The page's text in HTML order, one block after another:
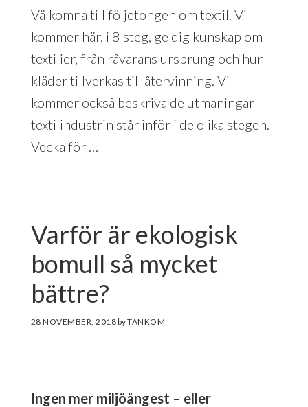
Välkomna till följetongen om textil. Vi
kommer här, i 8 steg, ge dig kunskap om
textilier, från råvarans ursprung och hur
kläder tillverkas till återvinning. Vi
kommer också beskriva de utmaningar
textilindustrin står inför i de olika stegen.
Vecka för …
Varför är ekologisk
bomull så mycket
bättre?
28 NOVEMBER, 2018by
Ingen mer miljöångest – eller